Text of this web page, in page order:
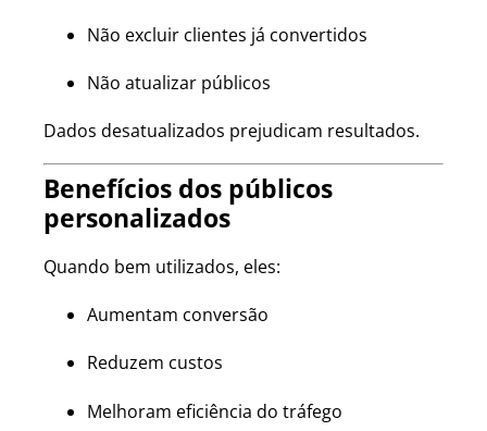
Não excluir clientes já convertidos
Não atualizar públicos
Dados desatualizados prejudicam resultados.
Benefícios dos públicos
personalizados
Quando bem utilizados, eles:
Aumentam conversão
Reduzem custos
Melhoram eficiência do tráfego